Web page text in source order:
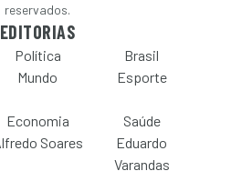
reservados.
EDITORIAS
Política
Brasil
Mundo Esporte
Economia
Saúde
Soares
Eduardo
Varandas